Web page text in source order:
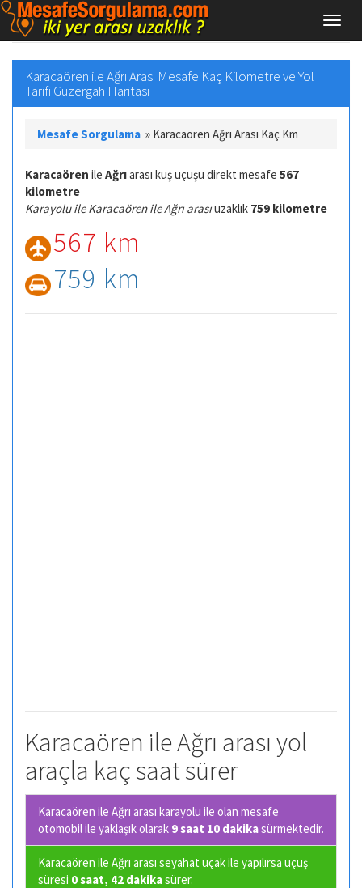
Karacaören ile Ağrı Arası Mesafe Kaç Kilometre ve Yol
Tarifi Güzergah Haritası
Mesafe Sorgulama » Karacaören Ağrı Arası Kaç Km
Karacaören ile Ağrıarası kuş uçuşu direkt mesafe 567
kilometre
Karayolu ile Karacaören ile Ağrı arasıuzaklık 759 kilometre
567 km
759 km
Karacaören ile Ağrı arası yol
araçla kaç saat sürer
Karacaören ile Ağrı arası karayolu ile olan mesafe
otomobil ile yaklaşık olarak 9 saat 10 dakikasürmektedir.
Karacaören ile Ağrı arası seyahat uçak ile yapılırsa uçuş
süresi 0 saat, 42 dakikasürer.